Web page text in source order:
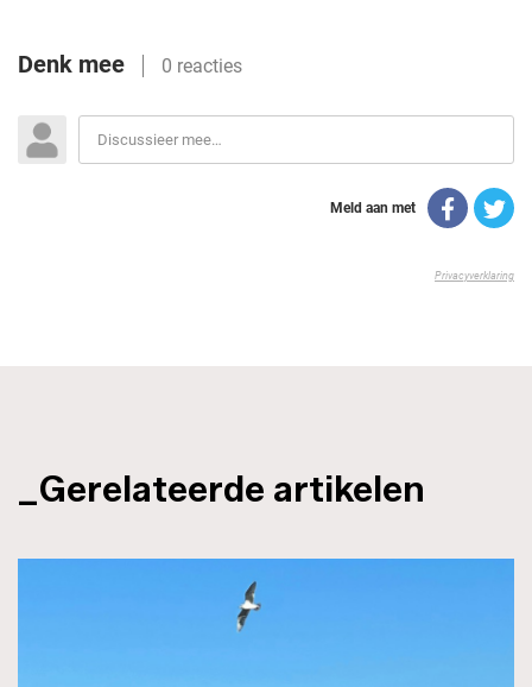
_Gerelateerde artikelen